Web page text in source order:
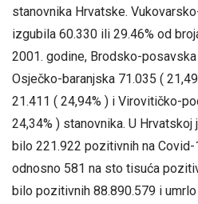
stanovnika Hrvatske.
izgubila 60.330 ili 29.46% od
2001. godine, Brodsko-posavska
Osječko-baranjska 71.035 (
21.411 ( 24,94% ) i
24,34% ) stanovnika. U
bilo 221.922 pozitivnih na Covid-
odnosno 581 na sto tisuća
bilo pozitivnih 88.890.579 i